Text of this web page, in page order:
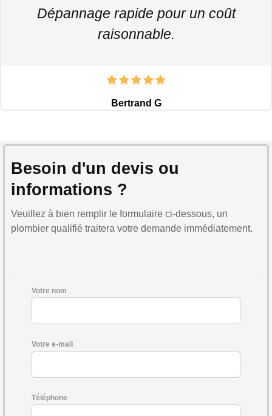
Dépannage rapide pour un coût
raisonnable.
Bertrand G
Besoin d'un devis ou
informations ?
Veuillez à bien remplir le formulaire ci-dessous, un
plombier qualifié traitera votre demande immédiatement.
Votre nom
Votre e-mail
Téléphone